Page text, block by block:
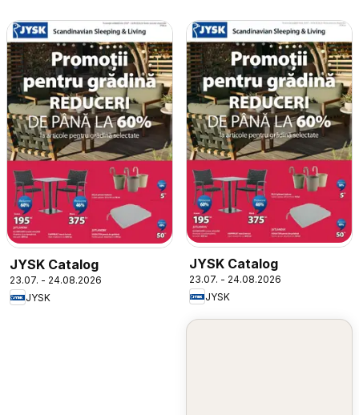
JYSK Catalog
23.07. - 24.08.2026
JYSK
JYSK Catalog
23.07. - 24.08.2026
JYSK